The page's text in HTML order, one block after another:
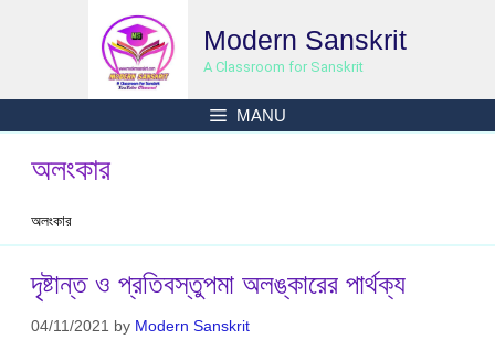
Modern Sanskrit
A Classroom for Sanskrit
MANU
অলংকার
অলংকার
দৃষ্টান্ত ও প্রতিবস্তুপমা অলঙ্কারের পার্থক্য
04/11/2021 by Modern Sanskrit